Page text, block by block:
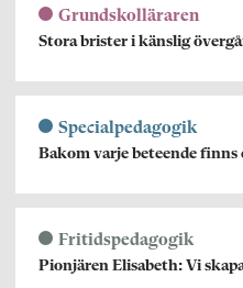
Grundskolläraren
Stora brister i känslig
Specialpedagogik
Bakom varje beteende
Fritidspedagogik
Pionjären Elisabeth: Vi